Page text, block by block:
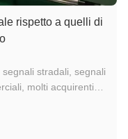
rispetto a quelli di
stradali, segnali
molti acquirenti
entrambi i materiali
differiscono ...